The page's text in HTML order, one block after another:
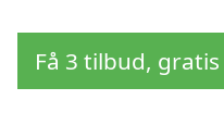
Få 3 tilbud,